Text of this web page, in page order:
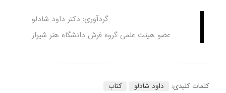
گردآوری: دکتر داود شادلو
عضو هیئت علمی گروه فرش دانشگاه هنر شیراز
کلمات کلیدی: داود شادلو کتاب